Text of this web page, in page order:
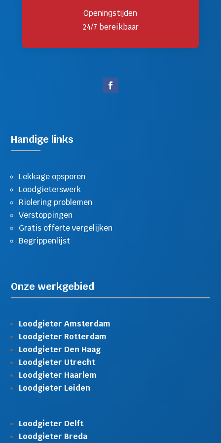
Openingstijden
24/7 bereikbaar
Handige links
Lekkage opsporen
Loodgieterswerk
Riolering problemen
Verstoppingen
Gratis offerte vergelijken
Begrippenlijst
Onze werkgebied
Loodgieter Amsterdam
Loodgieter Rotterdam
Loodgieter Den Haag
Loodgieter Utrecht
Loodgieter Haarlem
Loodgieter Leiden
Loodgieter Delft
Loodgieter Breda